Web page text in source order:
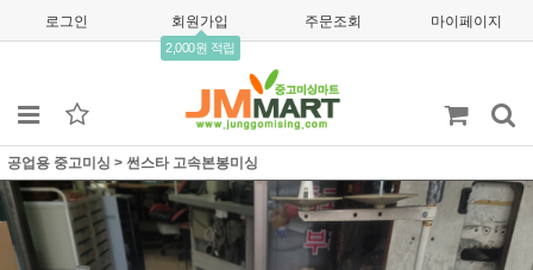
로그인 회원가입
2,000원 적립
주문조회 마이페이지
공업용 중고미싱 > 썬스타 고속본봉미싱